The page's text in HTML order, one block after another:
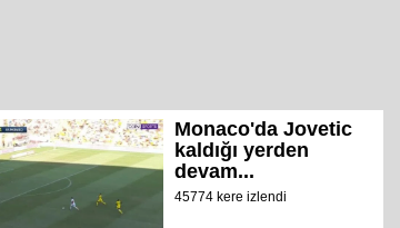
Monaco'da Jovetic
kaldığı yerden
devam...
45774 kere izlendi